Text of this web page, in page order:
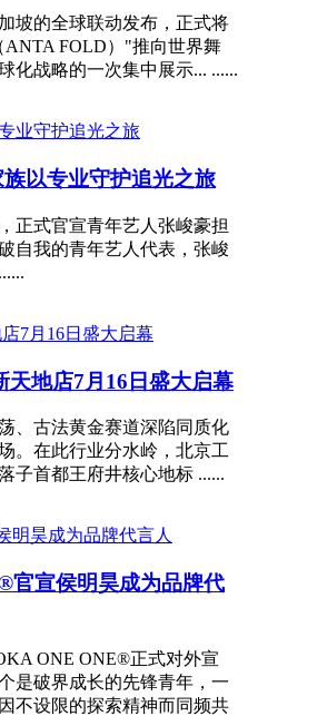
坡的全球联动发布，正式将
FOLD）"推向世界舞
化战略的一次集中展示... ......
以专业守护追光之旅
正式官宣青年艺人张峻豪担
自我的青年艺人代表，张峻
地店7月16日盛大启幕
、古法黄金赛道深陷同质化
。在此行业分水岭，北京工
子首都王府井核心地标 ......
宣侯明昊成为品牌代
ONE ONE®正式对外宣
是破界成长的先锋青年，一
不设限的探索精神而同频共